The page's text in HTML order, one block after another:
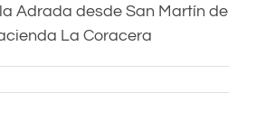
Adrada desde San Martín de
La Coracera